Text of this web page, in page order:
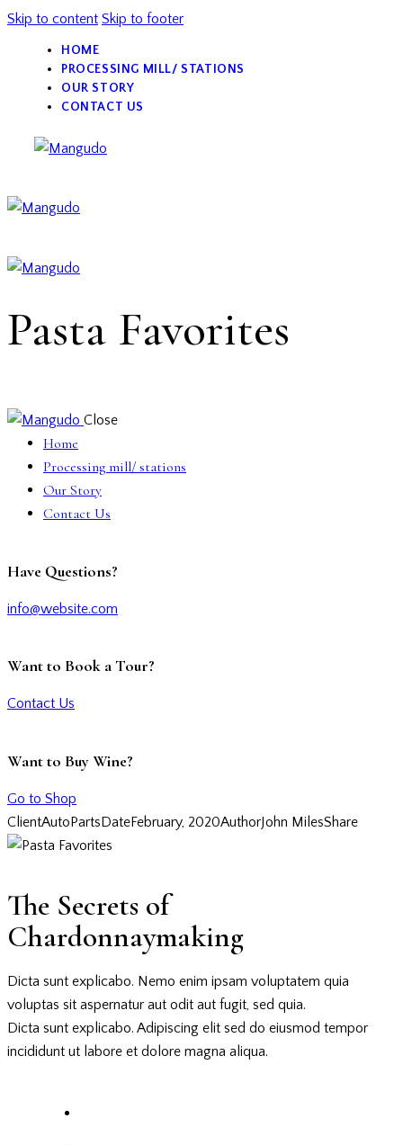
Skip to content Skip to footer
HOME
PROCESSING MILL/ STATIONS
OUR STORY
CONTACT US
Pasta Favorites
Close
Home
Processing mill/ stations
Our Story
Contact Us
Have Questions?
info@website.com
Want to Book a Tour?
Contact Us
Want to Buy Wine?
Go to Shop
ClientAutoPartsDateFebruary, 2020AuthorJohn MilesShare
The Secrets of
Chardonnaymaking
Dicta sunt explicabo. Nemo enim ipsam voluptatem quia
voluptas sit aspernatur aut odit aut fugit, sed quia.
Dicta sunt explicabo. Adipiscing elit sed do eiusmod tempor
incididunt ut labore et dolore magna aliqua.